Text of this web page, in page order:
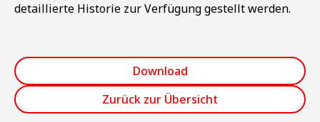
detaillierte Historie zur Verfügung gestellt werden.
Download
Zurück zur Übersicht